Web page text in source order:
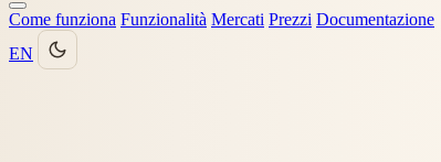
Come funziona Funzionalità Mercati Prezzi Documentazione
EN